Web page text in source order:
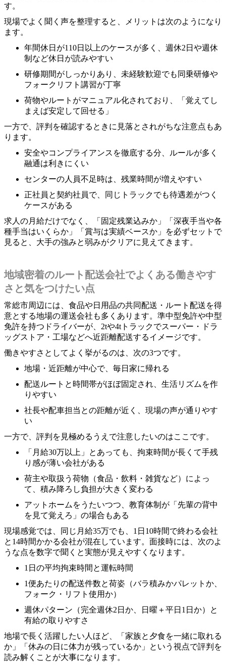
す。
現場でよく聞く声を整理すると、メリットは次のようになり
ます。
年間休日が110日以上のケースが多く、週休2日や週休
制など休日が読みやすい
研修期間がしっかりあり、未経験歓迎でも同乗研修や
フォークリフト講習が丁寧
荷物やルートがマニュアル化されており、「覚えてし
まえば安定して回せる」
一方で、評判を確認するときに見落とされがちな注意点もあ
ります。
安全やコンプライアンスを徹底する分、ルールが多く
融通は利きにくい
センターの人員不足時は、残業時間が増えやすい
正社員と契約社員で、同じトラックでも待遇差がつく
ケースがある
求人の月給だけでなく、「固定残業込みか」「深夜手当や各
種手当はいくらか」「賞与は実績ベースか」を必ずセットで
見ると、大手の強みと弱みがクリアに見えてきます。
地域密着のルート配送会社でよくある働きやす
さと気をつけたい点
常総市周辺には、食品や日用品の共同配送・ルート配送を得
意とする地場の運送会社も多くあります。準中型免許や中型
免許を持つドライバーが、2tや4tトラックでスーパー・ドラ
ッグストア・工場などへ近距離配送するイメージです。
働きやすさとしてよく挙がるのは、次の3つです。
地場・近距離が中心で、毎日家に帰れる
配送ルートと時間帯がほぼ固定され、生活リズムを作
りやすい
社長や配車担当との距離が近く、現場の声が通りやす
い
一方で、評判を見極めるうえで注意したいのはここです。
「月給30万以上」とあっても、拘束時間が長くて手残
り感が薄い会社がある
荷主や取扱う荷物（食品・飲料・雑貨など）によっ
て、積み降ろし負担が大きく変わる
アットホームをうたいつつ、教育体制が「先輩の背中
を見て覚えろ」の場合もある
現場感覚では、同じ月給35万でも、1日10時間で終わる会社
と14時間かかる会社が混在しています。面接時には、次のよ
うな点を数字で聞くと実態が見えやすくなります。
1日の平均拘束時間と運転時間
1便あたりの配送件数と荷姿（バラ積みかパレットか、
フォーク・リフト使用か）
週休パターン（完全週休2日か、日曜＋平日1日か）と
有給の取りやすさ
地場で長く活躍したい人ほど、「家族と夕食を一緒に取れる
か」「休みの日に体力が残っているか」という視点で評判を
読み解くことが大事になります。